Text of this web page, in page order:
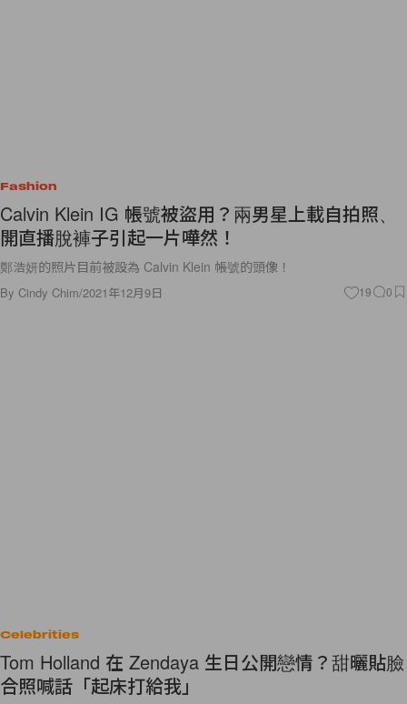
Fashion
Calvin Klein IG 帳號被盜用？兩男星上載自拍照、
開直播脫褲子引起一片嘩然！
鄭浩妍的照片目前被設為 Calvin Klein 帳號的頭像！
By Cindy Chim/2021年12月9日 19 0
Celebrities
Tom Holland 在 Zendaya 生日公開戀情？甜曬貼臉
合照喊話「起床打給我」